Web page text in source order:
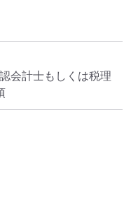
会計士もしくは税理